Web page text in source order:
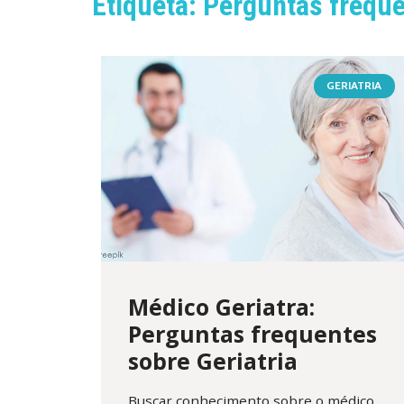
GERIATRIA
Médico Geriatra:
Perguntas frequentes
sobre Geriatria